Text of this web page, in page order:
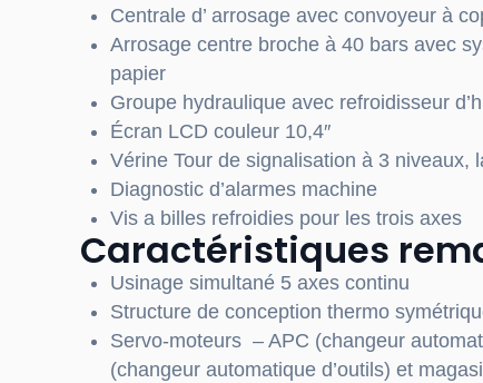
Centrale d’ arrosage avec convoyeur à
Arrosage centre broche à 40 bars avec
papier
Groupe hydraulique avec refroidisseur
Écran LCD couleur 10,4″
Vérine Tour de signalisation à 3 niveaux,
Diagnostic d’alarmes machine
Vis a billes refroidies pour les trois axes
Caractéristiques
Usinage simultané 5 axes continu
Structure de conception thermo
Servo-moteurs – APC (changeur
(changeur automatique d’outils) et